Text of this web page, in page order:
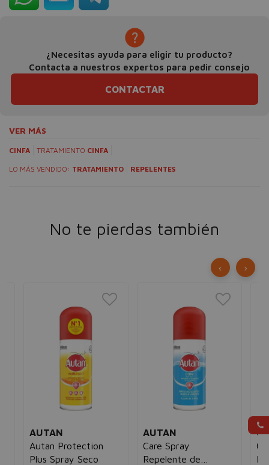
¿Necesitas ayuda para eligir tu producto?
Contacta a nuestros expertos para pedir consejo
CONTACTAR
VER MÁS
CINFA TRATAMIENTO CINFA
LO MÁS VENDIDO: TRATAMIENTO REPELENTES
No te pierdas también
AUTAN
Autan Protection
Plus Spray Seco
AUTAN
Care Spray
Repelente de
‹ ›